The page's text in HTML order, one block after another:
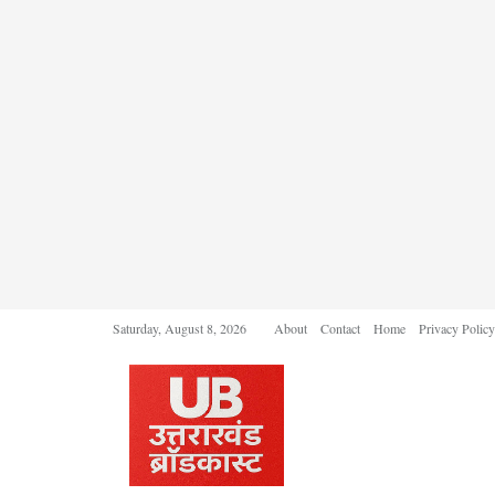
Saturday, August 8, 2026 About Contact Home Privacy Policy